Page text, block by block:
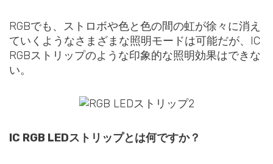
RGBでも、ストロボや色と色の間の虹が徐々に消え
ていくようなさまざまな照明モードは可能だが、IC
RGBストリップのような印象的な照明効果はできな
い。
IC RGB LEDストリップとは何ですか？